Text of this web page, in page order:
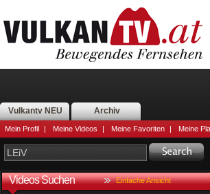
Vulkantv NEU Archiv
Mein Profil | Meine Videos | Meine Favoriten | Meine
Videos Suchen Einfache Ansicht